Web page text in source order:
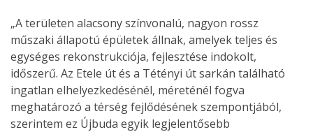
„A területen alacsony színvonalú, nagyon rossz
műszaki állapotú épületek állnak, amelyek teljes és
egységes rekonstrukciója, fejlesztése indokolt,
időszerű. Az Etele út és a Tétényi út sarkán található
ingatlan elhelyezkedésénél, méreténél fogva
meghatározó a térség fejlődésének szempontjából,
szerintem ez Újbuda egyik legjelentősebb